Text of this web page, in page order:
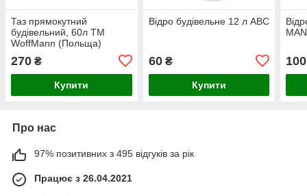
Таз прямокутний
будівельний, 60л ТМ
WoffMann (Польща)
270 ₴
Купити
Відро будівельне 12 л АВС
60₴
Купити
100
Про нас
97% позитивних з 495 відгуків за рік
Працює з 26.04.2021